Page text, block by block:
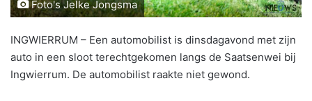
Foto's Jelke Jongsma
INGWIERRUM – Een automobilist is dinsdagavond met zijn
auto in een sloot terechtgekomen langs de Saatsenwei bij
Ingwierrum. De automobilist raakte niet gewond.